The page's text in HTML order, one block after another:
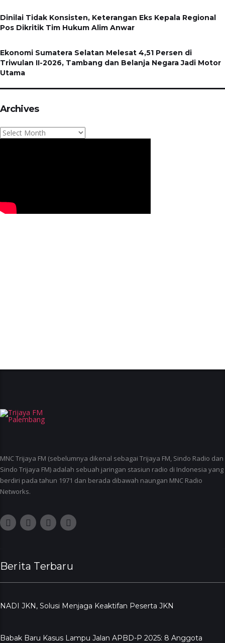
Dinilai Tidak Konsisten, Keterangan Eks Kepala Regional
Pos Dikritik Tim Hukum Alim Anwar
Ekonomi Sumatera Selatan Melesat 4,51 Persen di
Triwulan II-2026, Tambang dan Belanja Negara Jadi Motor
Utama
Archives
Archives
MNC Trijaya FM (sebelumnya dikenal sebagai Trijaya FM, Sindo Radio dan
Sindo Trijaya FM) adalah sebuah jaringan stasiun radio di Indonesia yang
berdiri pada tahun 1971 dan berada dibawah naungan MNC Radio
Networks.
Berita Terbaru
NADI JKN, Solusi Menjaga Keaktifan Peserta JKN
Babak Baru Kasus Lampu Jalan APBD-P 2025: 8 Anggota